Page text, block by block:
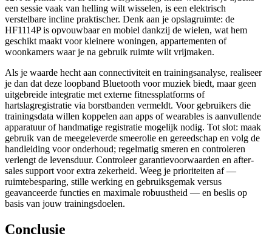
een sessie vaak van helling wilt wisselen, is een elektrisch
verstelbare incline praktischer. Denk aan je opslagruimte: de
HF1114P is opvouwbaar en mobiel dankzij de wielen, wat hem
geschikt maakt voor kleinere woningen, appartementen of
woonkamers waar je na gebruik ruimte wilt vrijmaken.
Als je waarde hecht aan connectiviteit en trainingsanalyse, realiseer
je dan dat deze loopband Bluetooth voor muziek biedt, maar geen
uitgebreide integratie met externe fitnessplatforms of
hartslagregistratie via borstbanden vermeldt. Voor gebruikers die
trainingsdata willen koppelen aan apps of wearables is aanvullende
apparatuur of handmatige registratie mogelijk nodig. Tot slot: maak
gebruik van de meegeleverde smeerolie en gereedschap en volg de
handleiding voor onderhoud; regelmatig smeren en controleren
verlengt de levensduur. Controleer garantievoorwaarden en after-
sales support voor extra zekerheid. Weeg je prioriteiten af —
ruimtebesparing, stille werking en gebruiksgemak versus
geavanceerde functies en maximale robuustheid — en beslis op
basis van jouw trainingsdoelen.
Conclusie